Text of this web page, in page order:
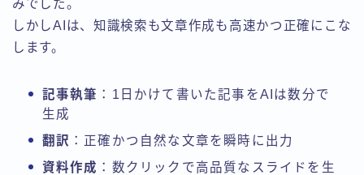
みでした。
しかしAIは、知識検索も文章作成も高速かつ正確にこな
します。
記事執筆 ：1日かけて書いた記事をAIは数分で
生成
翻訳 ：正確かつ自然な文章を瞬時に出力
資料作成 ：数クリックで高品質なスライドを生